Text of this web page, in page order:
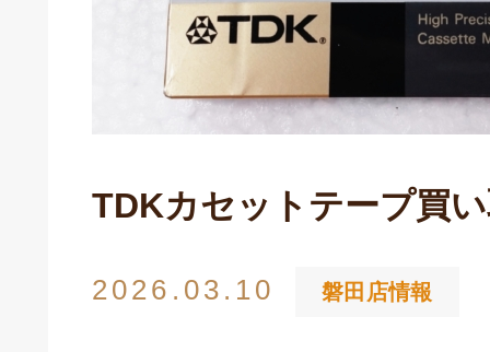
TDKカセットテープ買
2026.03.10 磐田店情報